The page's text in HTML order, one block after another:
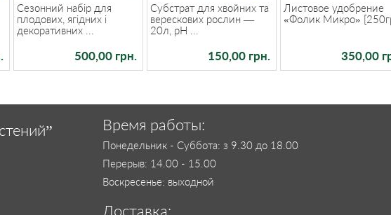
Сезонний набір для
плодових, ягідних і
декоративних ...
500,00 грн.
Субстрат для хвойних та
верескових рослин —
20л, pH ...
150,00 грн.
Листовое удобрение
«Фолик Микро»
350,00
Время работы:
Понедельник - Суббота: з 9.30 до 18.00
Перерыв: 14.00 - 15.00
Воскресенье: выходной
Доставка: